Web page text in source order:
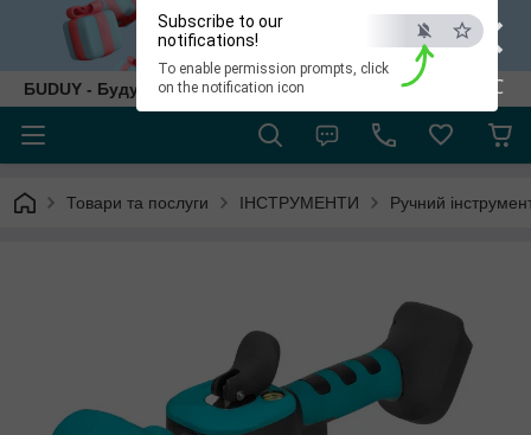
×
ESC
Subscribe to our
notifications!
To enable permission prompts, click
on the notification icon
БUDUY - Будуй як собі!
Товари та послуги ІНСТРУМЕНТИ Ручний